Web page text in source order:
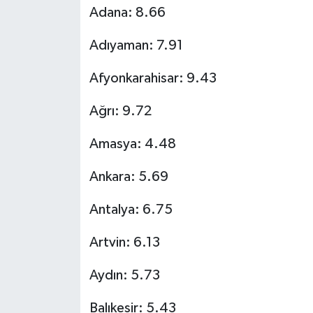
Adana: 8.66
Adıyaman: 7.91
Afyonkarahisar: 9.43
Ağrı: 9.72
Amasya: 4.48
Ankara: 5.69
Antalya: 6.75
Artvin: 6.13
Aydın: 5.73
Balıkesir: 5.43